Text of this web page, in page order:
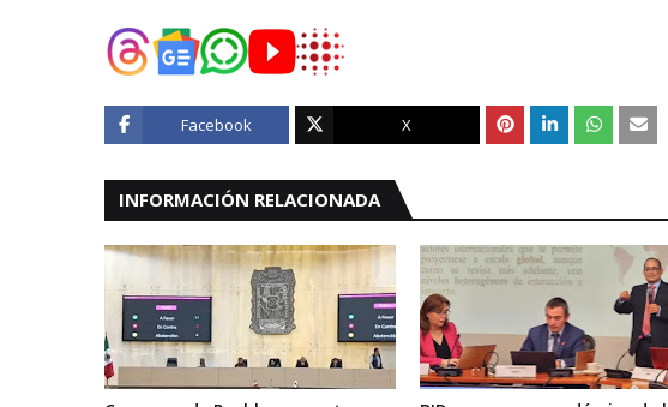
Facebook X
INFORMACIÓN RELACIONADA